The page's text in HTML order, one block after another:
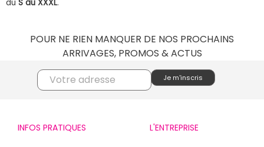
du S au XXXL.
POUR NE RIEN MANQUER DE NOS PROCHAINS
ARRIVAGES, PROMOS & ACTUS
INFOS PRATIQUES L'ENTREPRISE